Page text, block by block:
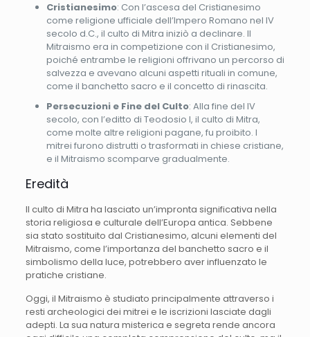
Cristianesimo: Con l’ascesa del Cristianesimo
come religione ufficiale dell’Impero Romano nel IV
secolo d.C., il culto di Mitra iniziò a declinare. Il
Mitraismo era in competizione con il Cristianesimo,
poiché entrambe le religioni offrivano un percorso di
salvezza e avevano alcuni aspetti rituali in comune,
come il banchetto sacro e il concetto di rinascita.
Persecuzioni e Fine del Culto: Alla fine del IV
secolo, con l’editto di Teodosio I, il culto di Mitra,
come molte altre religioni pagane, fu proibito. I
mitrei furono distrutti o trasformati in chiese cristiane,
e il Mitraismo scomparve gradualmente.
Eredità
Il culto di Mitra ha lasciato un’impronta significativa nella
storia religiosa e culturale dell’Europa antica. Sebbene
sia stato sostituito dal Cristianesimo, alcuni elementi del
Mitraismo, come l’importanza del banchetto sacro e il
simbolismo della luce, potrebbero aver influenzato le
pratiche cristiane.
Oggi, il Mitraismo è studiato principalmente attraverso i
resti archeologici dei mitrei e le iscrizioni lasciate dagli
adepti. La sua natura misterica e segreta rende ancora